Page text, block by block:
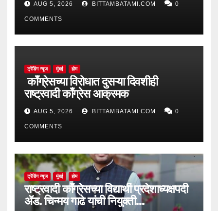
AUG 5, 2026 BITTAMBATAMI.COM 0
COMMENTS
ट्रेंडिंग न्यूज मुंबई होम
काँग्रेसच्या विरोधात दुसऱ्या दिवशीही
राष्ट्रवादी काँग्रेस आक्रमक
AUG 5, 2026 BITTAMBATAMI.COM 0
COMMENTS
ट्रेंडिंग न्यूज मुंबई होम
राष्ट्रवादी काँग्रेसच्या विद्यार्थी प्रदेशाध्यक्षपदी
ॲड. चिन्मय गाढे यांची नियुक्ती…